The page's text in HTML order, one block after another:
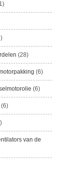
(28)
(6)
(6)
(6)
van de